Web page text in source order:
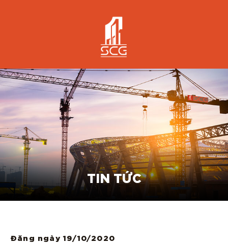
TIN TỨC
Đăng ngày19/10/2020